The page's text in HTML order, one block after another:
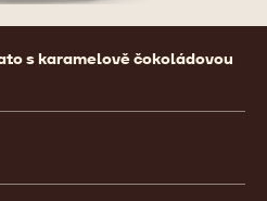
s karamelově čokoládovou